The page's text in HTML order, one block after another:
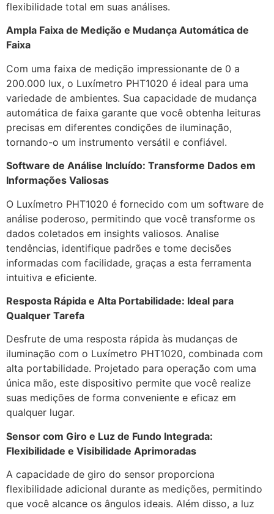
flexibilidade total em suas análises.
Ampla Faixa de Medição e Mudança Automática de
Faixa
Com uma faixa de medição impressionante de 0 a
200.000 lux, o Luxímetro PHT1020 é ideal para uma
variedade de ambientes. Sua capacidade de mudança
automática de faixa garante que você obtenha leituras
precisas em diferentes condições de iluminação,
tornando-o um instrumento versátil e confiável.
Software de Análise Incluído: Transforme Dados em
Informações Valiosas
O Luxímetro PHT1020 é fornecido com um software de
análise poderoso, permitindo que você transforme os
dados coletados em insights valiosos. Analise
tendências, identifique padrões e tome decisões
informadas com facilidade, graças a esta ferramenta
intuitiva e eficiente.
Resposta Rápida e Alta Portabilidade: Ideal para
Qualquer Tarefa
Desfrute de uma resposta rápida às mudanças de
iluminação com o Luxímetro PHT1020, combinada com
alta portabilidade. Projetado para operação com uma
única mão, este dispositivo permite que você realize
suas medições de forma conveniente e eficaz em
qualquer lugar.
Sensor com Giro e Luz de Fundo Integrada:
Flexibilidade e Visibilidade Aprimoradas
A capacidade de giro do sensor proporciona
flexibilidade adicional durante as medições, permitindo
que você alcance os ângulos ideais. Além disso, a luz